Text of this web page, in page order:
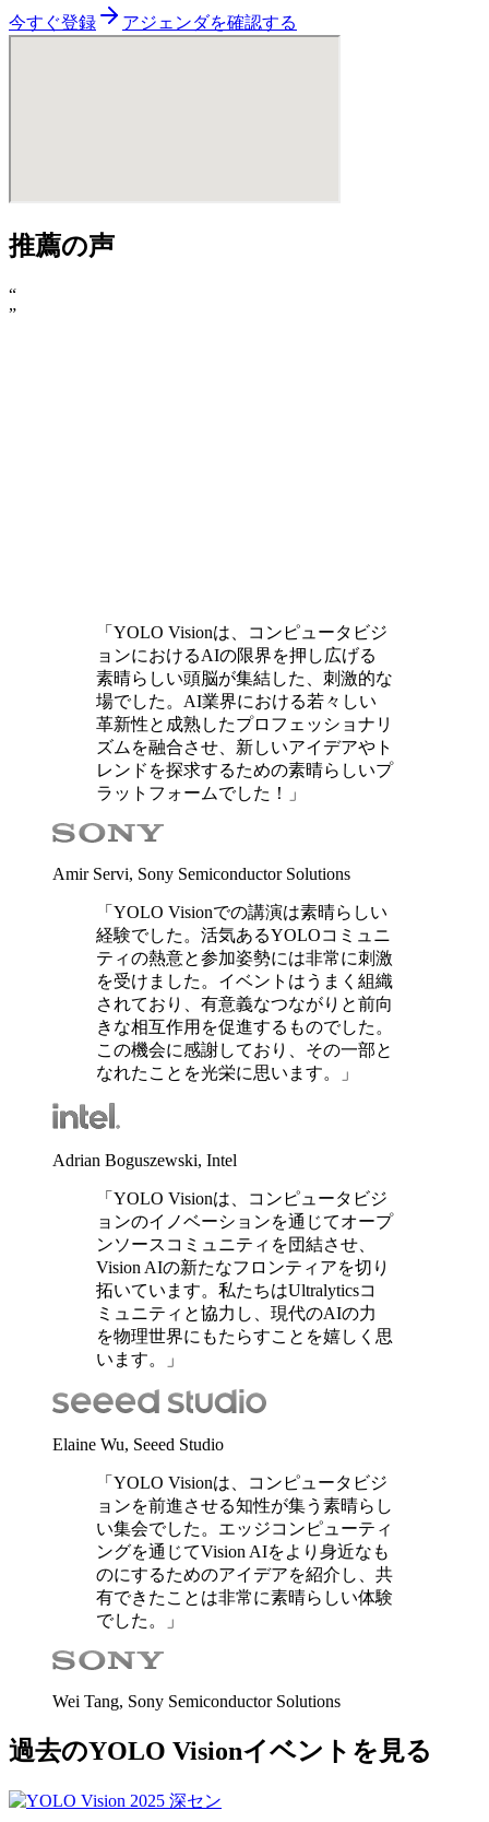
今すぐ登録
アジェンダを確認する
推薦の声
“
”
「YOLO Visionは、コンピュータビジ
ョンにおけるAIの限界を押し広げる
素晴らしい頭脳が集結した、刺激的な
場でした。AI業界における若々しい
革新性と成熟したプロフェッショナリ
ズムを融合させ、新しいアイデアやト
レンドを探求するための素晴らしいプ
ラットフォームでした！」
「YOLO Visionでの講演は素晴らしい
経験でした。活気あるYOLOコミュニ
ティの熱意と参加姿勢には非常に刺激
を受けました。イベントはうまく組織
されており、有意義なつながりと前向
きな相互作用を促進するものでした。
この機会に感謝しており、その一部と
なれたことを光栄に思います。」
Adrian Boguszewski, Intel
「YOLO Visionは、コンピュータビジ
ョンのイノベーションを通じてオープ
ンソースコミュニティを団結させ、
Vision AIの新たなフロンティアを切り
拓いています。私たちはUltralyticsコ
ミュニティと協力し、現代のAIの力
を物理世界にもたらすことを嬉しく思
います。」
Elaine Wu, Seeed Studio
「YOLO Visionは、コンピュータビジ
ョンを前進させる知性が集う素晴らし
い集会でした。エッジコンピューティ
ングを通じてVision AIをより身近なも
のにするためのアイデアを紹介し、共
有できたことは非常に素晴らしい体験
でした。」
Wei Tang, Sony Semiconductor Solutions
過去のYOLO Visionイベントを見る